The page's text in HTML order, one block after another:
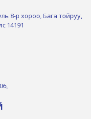
8-р хороо, Бага тойруу,
14191